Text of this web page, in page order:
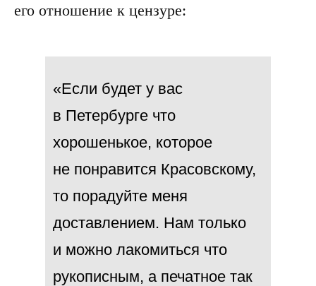
его отношение к цензуре:
«Если будет у вас
в Петербурге что
хорошенькое, которое
не понравится Красовскому,
то порадуйте меня
доставлением. Нам только
и можно лакомиться что
рукописным, а печатное так